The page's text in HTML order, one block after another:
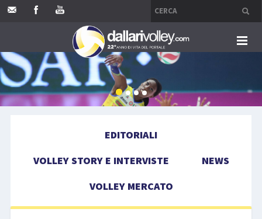
HOME
EDITORIALI
VOLLEY STORY E INTERVISTE
NEWS
VOLLEY MERCATO